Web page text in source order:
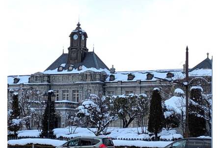
カネチョウ印の由来
アクセス
会社概要・沿革